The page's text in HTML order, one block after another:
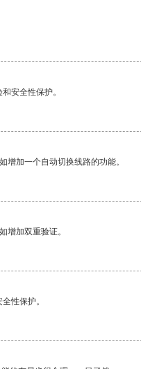
安全性保护。
增加一个自动切换线路的功能。
增加双重验证。
性保护。